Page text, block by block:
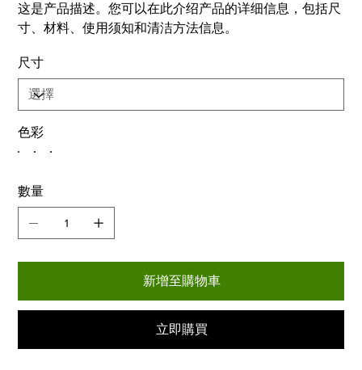
这是产品描述。您可以在此介绍产品的详细信息，包括尺
寸、材料、使用须知和清洁方法信息。
尺寸
色彩
數量
新增至購物車
立即購買